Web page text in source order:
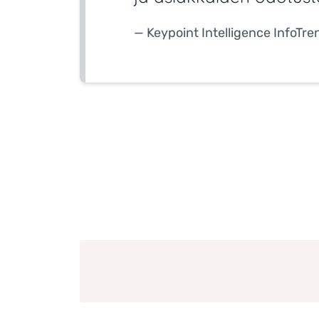
— Keypoint Intelligence